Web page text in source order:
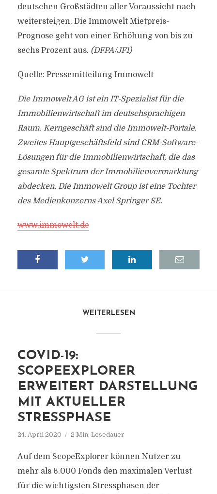
deutschen Großstädten aller Voraussicht nach
weitersteigen. Die Immowelt Mietpreis-
Prognose geht von einer Erhöhung von bis zu
sechs Prozent aus. (DFPA/JF1)
Quelle: Pressemitteilung Immowelt
Die Immowelt AG ist ein IT-Spezialist für die
Immobilienwirtschaft im deutschsprachigen
Raum. Kerngeschäft sind die Immowelt-Portale.
Zweites Hauptgeschäftsfeld sind CRM-Software-
Lösungen für die Immobilienwirtschaft, die das
gesamte Spektrum der Immobilienvermarktung
abdecken. Die Immowelt Group ist eine Tochter
des Medienkonzerns Axel Springer SE.
www.immowelt.de
WEITERLESEN
COVID-19:
SCOPEEXPLORER
ERWEITERT DARSTELLUNG
MIT AKTUELLER
STRESSPHASE
24. April 2020 2 Min. Lesedauer
Auf dem ScopeExplorer können Nutzer zu
mehr als 6.000 Fonds den maximalen Verlust
für die wichtigsten Stressphasen der